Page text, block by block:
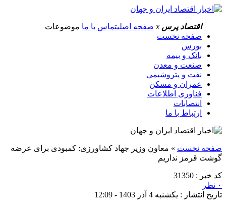
اقتصاد پرس x صفحه اصلیتماس با ما موضوعات
صفحه نخست
بورس
بانک و بیمه
صنعت و معدن
نفت و پتروشیمی
عمران و مسکن
فناوری اطلاعات
انتصابات
ارتباط با ما
صفحه نخست » معاون وزیر جهاد کشاورزی: کمبودی برای عرضه
گوشت قرمز نداریم
کد خبر : 31350
۰ نظر
تاریخ انتشار : یکشنبه 4 آذر 1403 - 12:09